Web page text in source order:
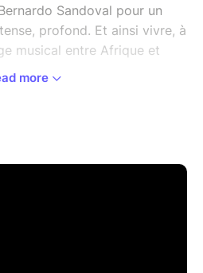
Sandoval pour un
profond. Et ainsi vivre, à
musical entre Afrique et
chantées en
more